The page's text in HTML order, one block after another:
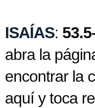
ISAÍAS:
abra la
encontrar la
aquí y toca